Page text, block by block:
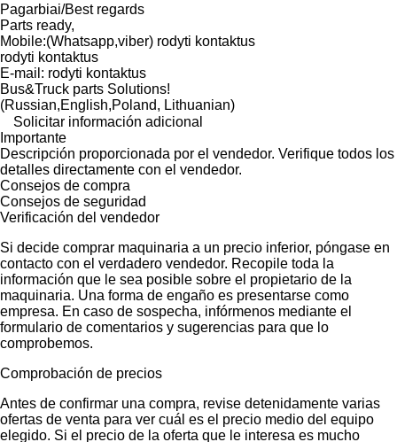
Pagarbiai/Best regards
Parts ready,
Mobile:(Whatsapp,viber) rodyti kontaktus
rodyti kontaktus
E-mail: rodyti kontaktus
Bus&Truck parts Solutions!
(Russian,English,Poland, Lithuanian)
Solicitar información adicional
Importante
Descripción proporcionada por el vendedor. Verifique todos los
detalles directamente con el vendedor.
Consejos de compra
Consejos de seguridad
Verificación del vendedor
Si decide comprar maquinaria a un precio inferior, póngase en
contacto con el verdadero vendedor. Recopile toda la
información que le sea posible sobre el propietario de la
maquinaria. Una forma de engaño es presentarse como
empresa. En caso de sospecha, infórmenos mediante el
formulario de comentarios y sugerencias para que lo
comprobemos.
Comprobación de precios
Antes de confirmar una compra, revise detenidamente varias
ofertas de venta para ver cuál es el precio medio del equipo
elegido. Si el precio de la oferta que le interesa es mucho